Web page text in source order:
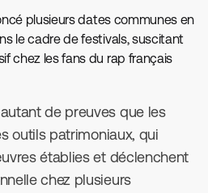
plusieurs dates communes en
le cadre de festivals, suscitant
chez les fans du rap français
de preuves que les
outils patrimoniaux, qui
établies et déclenchent
chez plusieurs